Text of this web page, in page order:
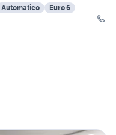
Automatico
Euro 6